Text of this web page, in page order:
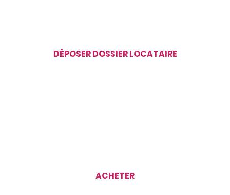
DÉPOSER DOSSIER LOCATAIRE
ACHETER